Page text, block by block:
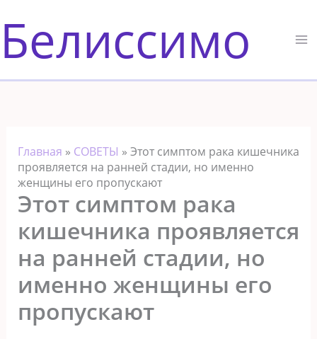
к
содержимому
Белиссимо
Главная » СОВЕТЫ » Этот симптом рака кишечника
проявляется на ранней стадии, но именно
женщины его пропускают
Этот симптом рака
кишечника проявляется
на ранней стадии, но
именно женщины его
пропускают